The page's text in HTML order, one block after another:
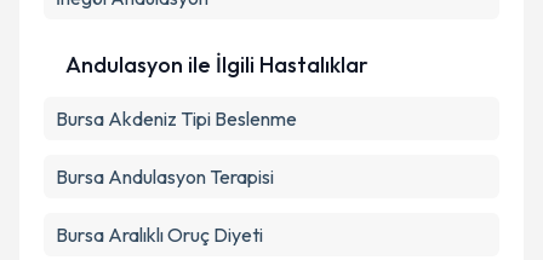
Andulasyon ile İlgili Hastalıklar
Bursa Akdeniz Tipi Beslenme
Bursa Andulasyon Terapisi
Bursa Aralıklı Oruç Diyeti